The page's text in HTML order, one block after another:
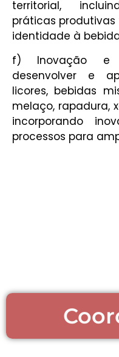
territorial,
práticas
identidade à
f) Inovação e
desenvolver e
licores, bebidas
melaço, rapadura,
incorporando
processos para